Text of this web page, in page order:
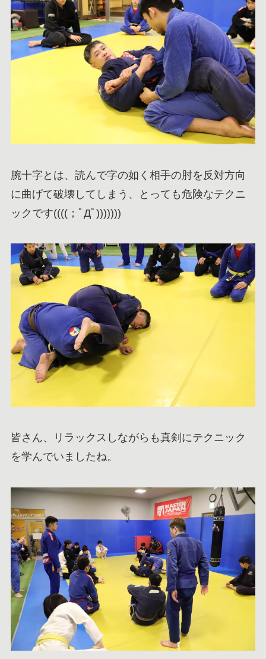
腕十字とは、読んで字の如く相手の肘を反対方向
に曲げて破壊してしまう、とっても危険なテクニ
ックです((((；ﾟДﾟ)))))))
皆さん、リラックスしながらも真剣にテクニック
を学んでいましたね。